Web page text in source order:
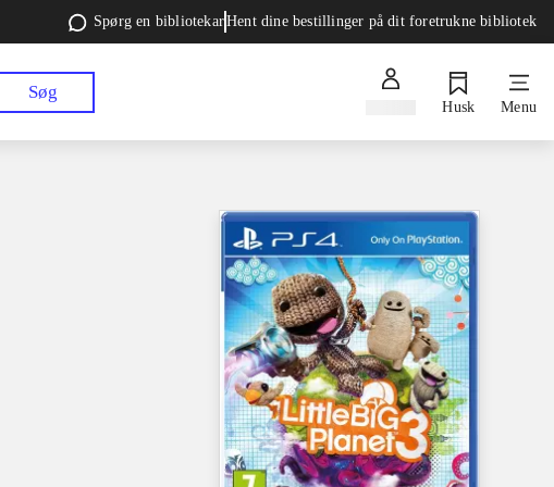
Spørg en bibliotekarHent dine bestillinger på dit foretrukne bibliotek
Søg
Husk Menu